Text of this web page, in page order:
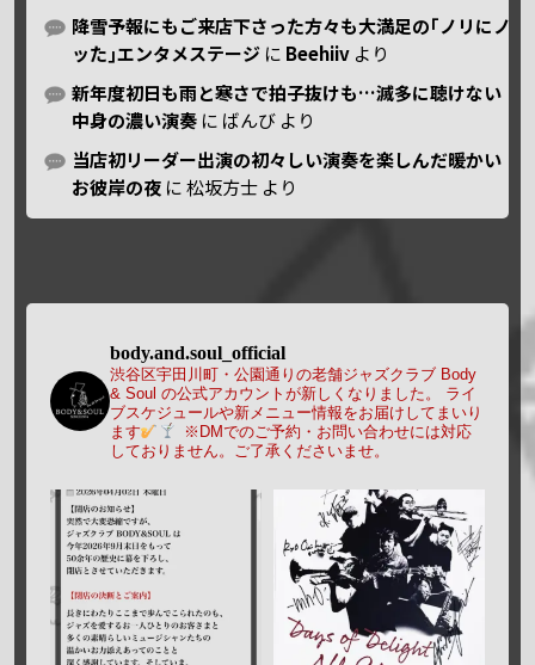
降雪予報にもご来店下さった方々も大満足の｢ノリにノ
ッた｣エンタメステージ に Beehiiv より
新年度初日も雨と寒さで拍子抜けも…滅多に聴けない
中身の濃い演奏 に ばんび より
当店初リーダー出演の初々しい演奏を楽しんだ暖かい
お彼岸の夜 に松坂方士 より
body.and.soul_official
渋谷区宇田川町・公園通りの老舗ジャズクラブ Body
& Soul の公式アカウントが新しくなりました。
ライ
ブスケジュールや新メニュー情報をお届けしてまいり
ます
※DMでのご予約・お問い合わせには対応
しておりません。ご了承くださいませ。